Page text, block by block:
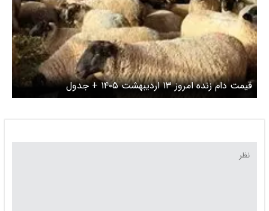
قیمت دام زنده امروز ۱۳ اردیبهشت ۱۴۰۵ + جدول